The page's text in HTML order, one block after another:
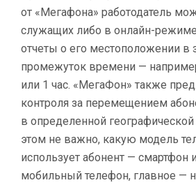
от «Мегафона» работодатель
служащих либо в онлайн-
отчеты о его местоположении в
промежуток времени —
или 1 час. «МегаФон» также
контроля за перемещением
в определенной
этом не важно, какую модель
использует абонент —
мобильный телефон, главное —